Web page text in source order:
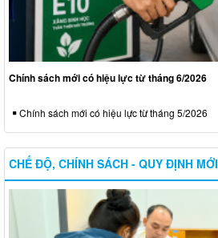
Chính sách mới có hiệu lực từ tháng 6/2026
Chính sách mới có hiệu lực từ tháng 5/2026
CHẾ ĐỘ, CHÍNH SÁCH - QUY ĐỊNH MỚI